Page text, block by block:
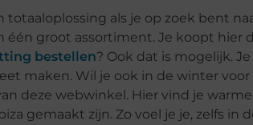
totaaloplossing als je op zoek bent
één groot assortiment. Je koopt
bestellen? Ook dat is mogelijk.
maken. Wil je ook in de winter
deze webwinkel. Hier vind je
gemaakt zijn. Zo voel je je, zelfs